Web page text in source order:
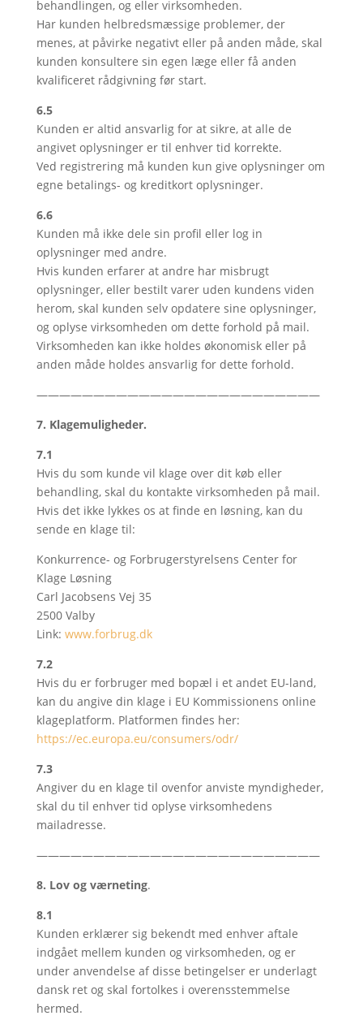
behandlingen, og eller virksomheden.
Har kunden helbredsmæssige problemer, der
menes, at påvirke negativt eller på anden måde, skal
kunden konsultere sin egen læge eller få anden
kvalificeret rådgivning før start.
6.5
Kunden er altid ansvarlig for at sikre, at alle de
angivet oplysninger er til enhver tid korrekte.
Ved registrering må kunden kun give oplysninger om
egne betalings- og kreditkort oplysninger.
6.6
Kunden må ikke dele sin profil eller log in
oplysninger med andre.
Hvis kunden erfarer at andre har misbrugt
oplysninger, eller bestilt varer uden kundens viden
herom, skal kunden selv opdatere sine oplysninger,
og oplyse virksomheden om dette forhold på mail.
Virksomheden kan ikke holdes økonomisk eller på
anden måde holdes ansvarlig for dette forhold.
—————————————————————————
7. Klagemuligheder.
7.1
Hvis du som kunde vil klage over dit køb eller
behandling, skal du kontakte virksomheden på mail.
Hvis det ikke lykkes os at finde en løsning, kan du
sende en klage til:
Konkurrence- og Forbrugerstyrelsens Center for
Klage Løsning
Carl Jacobsens Vej 35
2500 Valby
Link: www.forbrug.dk
7.2
Hvis du er forbruger med bopæl i et andet EU-land,
kan du angive din klage i EU Kommissionens online
klageplatform. Platformen findes her:
https://ec.europa.eu/consumers/odr/
7.3
Angiver du en klage til ovenfor anviste myndigheder,
skal du til enhver tid oplyse virksomhedens
mailadresse.
—————————————————————————
8. Lov og værneting.
8.1
Kunden erklærer sig bekendt med enhver aftale
indgået mellem kunden og virksomheden, og er
under anvendelse af disse betingelser er underlagt
dansk ret og skal fortolkes i overensstemmelse
hermed.